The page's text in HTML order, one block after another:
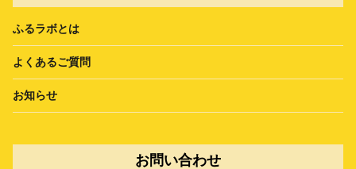
ふるラボとは
よくあるご質問
お知らせ
お問い合わせ